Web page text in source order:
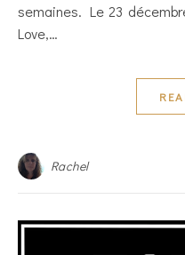
semaines. Le 23
Love,…
Rachel